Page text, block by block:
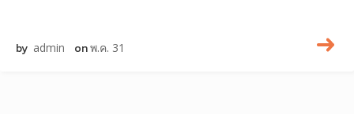
by admin onพ.ค. 31